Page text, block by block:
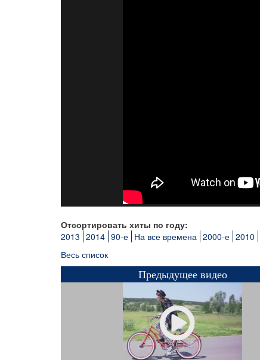
Отсортировать хиты по году:
2013 2014 90-е На все времена 2000-е 2010
Весь список
Предыдущее видео